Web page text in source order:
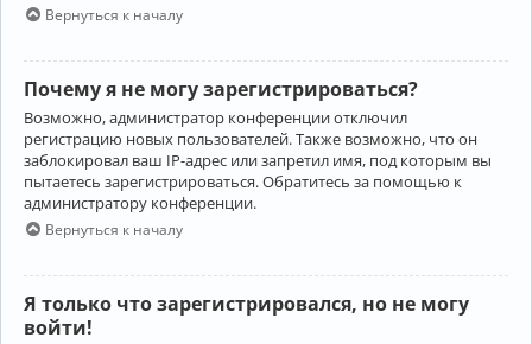
Вернуться к началу
Почему я не могу зарегистрироваться?
Возможно, администратор конференции отключил
регистрацию новых пользователей. Также возможно, что он
заблокировал ваш IP-адрес или запретил имя, под которым вы
пытаетесь зарегистрироваться. Обратитесь за помощью к
администратору конференции.
Вернуться к началу
Я только что зарегистрировался, но не могу
войти!